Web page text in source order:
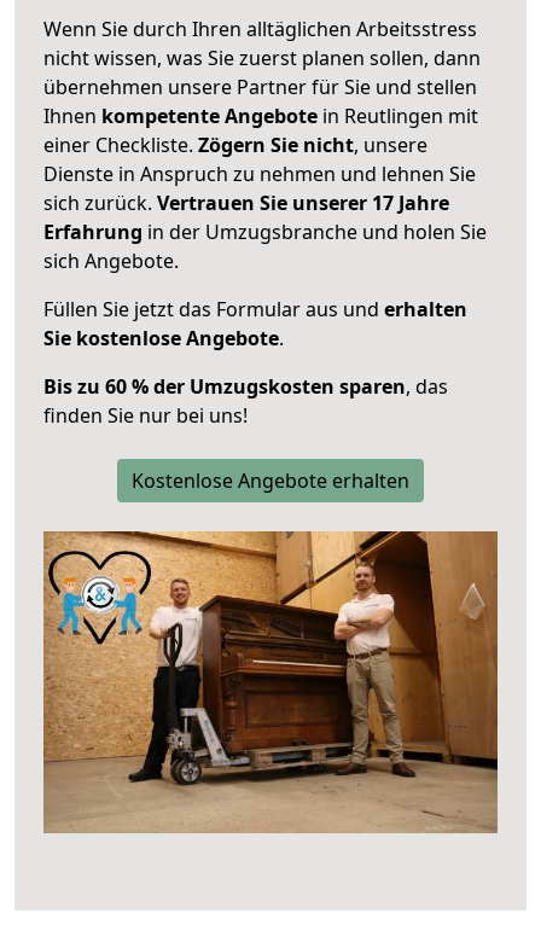
Wenn Sie durch Ihren alltäglichen Arbeitsstress
nicht wissen, was Sie zuerst planen sollen, dann
übernehmen unsere Partner für Sie und stellen
Ihnen kompetente Angebote in Reutlingen mit
einer Checkliste. Zögern Sie nicht, unsere
Dienste in Anspruch zu nehmen und lehnen Sie
sich zurück. Vertrauen Sie unserer 17 Jahre
Erfahrung in der Umzugsbranche und holen Sie
sich Angebote.
Füllen Sie jetzt das Formular aus und erhalten
Sie kostenlose Angebote.
Bis zu 60 % der Umzugskosten sparen, das
finden Sie nur bei uns!
Kostenlose Angebote erhalten